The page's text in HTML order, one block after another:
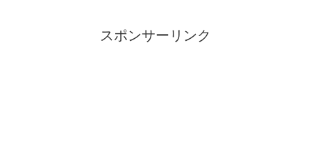
スポンサーリンク